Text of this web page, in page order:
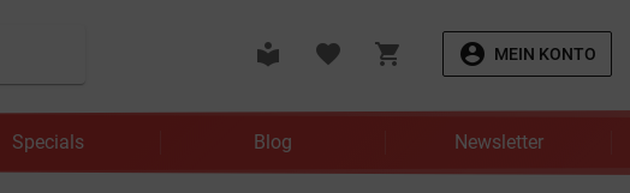
local_library favorite shopping_cart account_circle MEIN KONTO
Specials Blog Newsletter